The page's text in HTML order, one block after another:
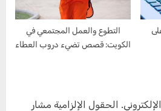
التطوع والعمل المجتمعي في
الكويت: قصص تضيء دروب العطاء
الحقول الإلزامية مشار